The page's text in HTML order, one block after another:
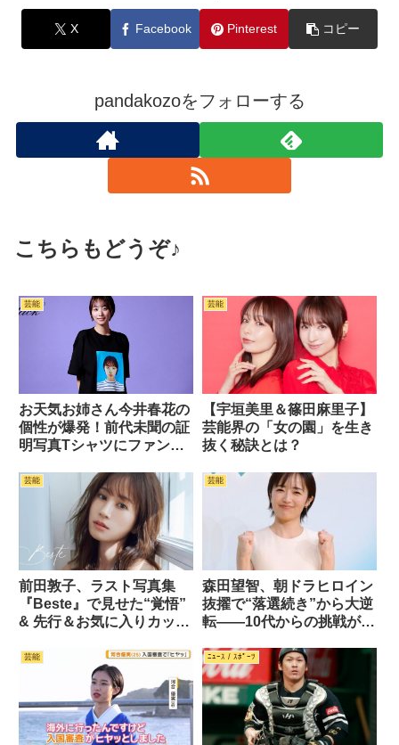
X Facebook Pinterest コピー
pandakozoをフォローする
こちらもどうぞ♪
芸能
お天気お姉さん今井春花の
個性が爆発！前代未聞の証
明写真Tシャツにファン歓
芸能
【宇垣美里＆篠田麻里子】
芸能界の「女の園」を生き
抜く秘訣とは？
芸能
前田敦子、ラスト写真集
『Beste』で見せた“覚悟”
& 先行＆お気に入りカット
芸能
森田望智、朝ドラヒロイン
抜擢で“落選続き”から大逆
転――10代からの挑戦がつ
芸能 ﾆｭｰｽ / ｽﾎﾟｰﾂ